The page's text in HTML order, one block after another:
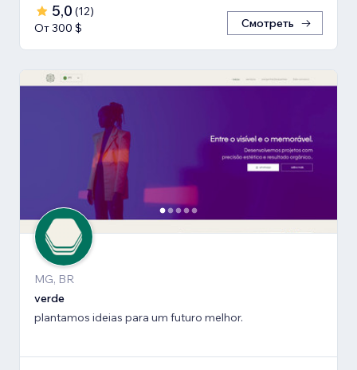
5,0 (12)
От 300 $
Смотреть
MG, BR
verde
plantamos ideias para um futuro melhor.